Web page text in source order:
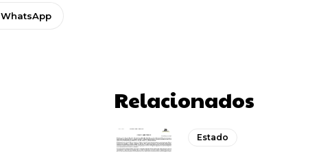
WhatsApp
Relacionados
Estado